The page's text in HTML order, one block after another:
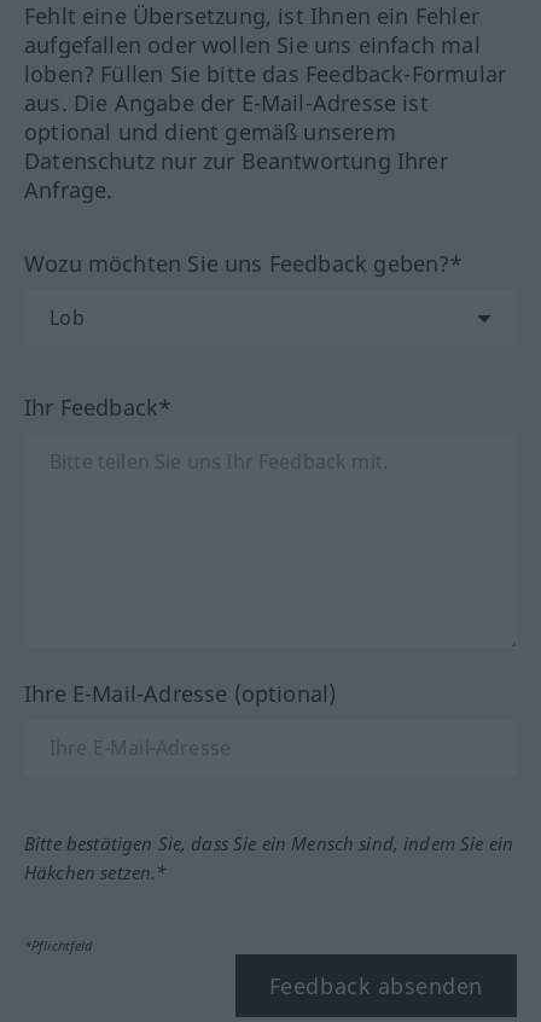
Fehlt eine Übersetzung, ist Ihnen ein Fehler
aufgefallen oder wollen Sie uns einfach mal
loben? Füllen Sie bitte das Feedback-Formular
aus. Die Angabe der E-Mail-Adresse ist
optional und dient gemäß unserem
Datenschutz nur zur Beantwortung Ihrer
Anfrage.
Wozu möchten Sie uns Feedback geben?*
Ihr Feedback*
Ihre E-Mail-Adresse (optional)
Bitte bestätigen Sie, dass Sie ein Mensch sind, indem Sie ein
Häkchen setzen.*
*Pflichtfeld
Feedback absenden